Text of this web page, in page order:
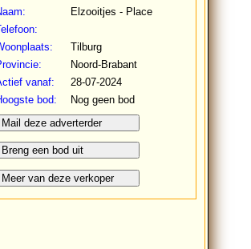
Elzooitjes - Place
Tilburg
Noord-Brabant
vanaf:
28-07-2024
bod:
Nog geen bod
Mail deze adverterder
Breng een bod uit
Meer van deze verkoper